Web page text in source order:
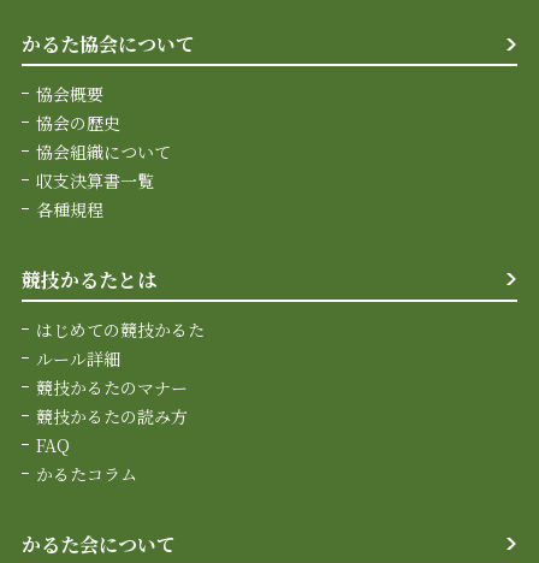
かるた協会について
協会概要
協会の歴史
協会組織について
収支決算書一覧
各種規程
競技かるたとは
はじめての競技かるた
ルール詳細
競技かるたのマナー
競技かるたの読み方
FAQ
かるたコラム
かるた会について